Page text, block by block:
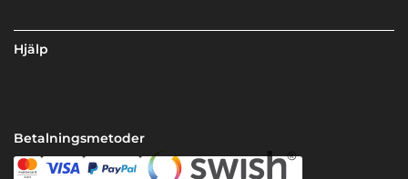
Hjälp
Betalningsmetoder